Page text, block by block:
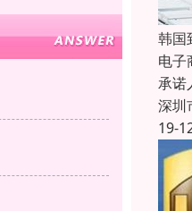
韩国
电子
承诺
深圳
19-